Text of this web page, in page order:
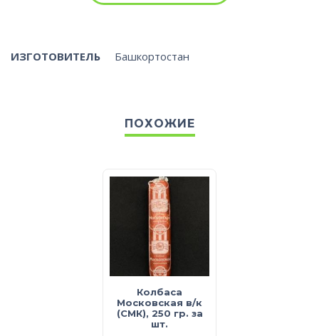
ИЗГОТОВИТЕЛЬ Башкортостан
ПОХОЖИЕ
Колбаса
Московская в/к
(СМК), 250 гр. за
шт.